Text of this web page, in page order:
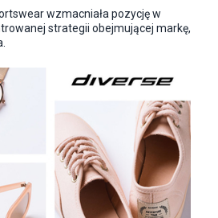
wzmacniała pozycję w
strategii obejmującej markę,